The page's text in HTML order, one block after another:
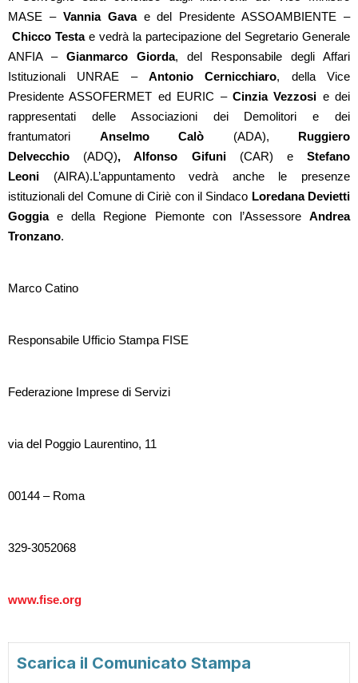
MASE – Vannia Gavae del Presidente ASSOAMBIENTE –
Chicco Testae vedrà la partecipazione del Segretario Generale
ANFIA – Gianmarco Giorda, del Responsabile degli Affari
Istituzionali UNRAE – Antonio Cernicchiaro, della Vice
Presidente ASSOFERMET ed EURIC – Cinzia Vezzosi e dei
rappresentati delle Associazioni dei Demolitori e dei
frantumatori Anselmo Calò (ADA), Ruggiero
Delvecchio (ADQ), Alfonso Gifuni(CAR) eStefano
Leoni (AIRA).L’appuntamento vedrà anche le presenze
istituzionali del Comune di Ciriè con il Sindaco Loredana Devietti
Goggiae della Regione Piemonte con l’AssessoreAndrea
Tronzano.
Marco Catino
Responsabile Ufficio Stampa FISE
Federazione Imprese di Servizi
via del Poggio Laurentino, 11
00144 – Roma
329-3052068
www.fise.org
Scarica il Comunicato Stampa